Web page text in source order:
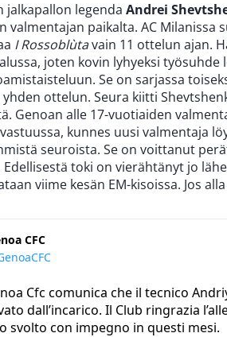
jalkapallon legenda Andrei
valmentajan paikalta. AC Milanissa
I Rossoblùtavain 11 ottelun ajan.
joten kovin lyhyeksi
Se on sarjassa
yhden ottelun. Seura kiitti
Genoan alle 17-vuotiaiden
kunnes uusi valmentaja
seuroista. Se on voittanut
toki on vierähtänyt jo
viime kesän EM-kisoissa. Jos
CFC
Cfc comunica che il tecnico
dall’incarico. Il Club ringrazia
svolto con impegno in questi mesi.